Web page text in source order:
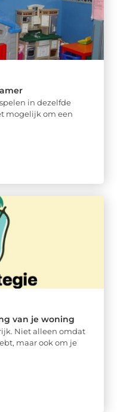
in dezelfde
mogelijk om een
van je woning
Niet alleen omdat
maar ook om je